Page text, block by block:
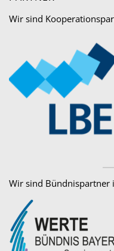
Wir sind
Wir sind Bündnispartner